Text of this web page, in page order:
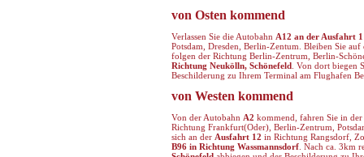
von Osten kommend
Verlassen Sie die Autobahn A12 an der Ausfahrt 1
Potsdam, Dresden, Berlin-Zentum. Bleiben Sie
folgen der Richtung Berlin-Zentrum, Berlin-
Richtung Neukölln, Schönefeld . Von dort biegen
Beschilderung zu Ihrem Terminal am Flughafen
von Westen kommend
Von der Autobahn A2 kommend, fahren Sie in
Richtung Frankfurt(Oder), Berlin-Zentrum,
sich an der Ausfahrt 12 in Richtung Rangsdorf,
B96 in Richtung Wassmannsdorf . Nach ca. 3km